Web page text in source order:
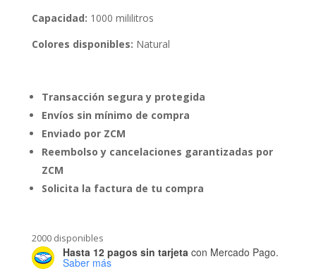
Capacidad: 1000 mililitros
Colores disponibles: Natural
Transacción segura y protegida
Envíos sin mínimo de compra
Enviado por ZCM
Reembolso y cancelaciones garantizadas por
ZCM
Solicita la factura de tu compra
2000 disponibles
Hasta 12 pagos sin tarjetacon Mercado Pago.
Saber más